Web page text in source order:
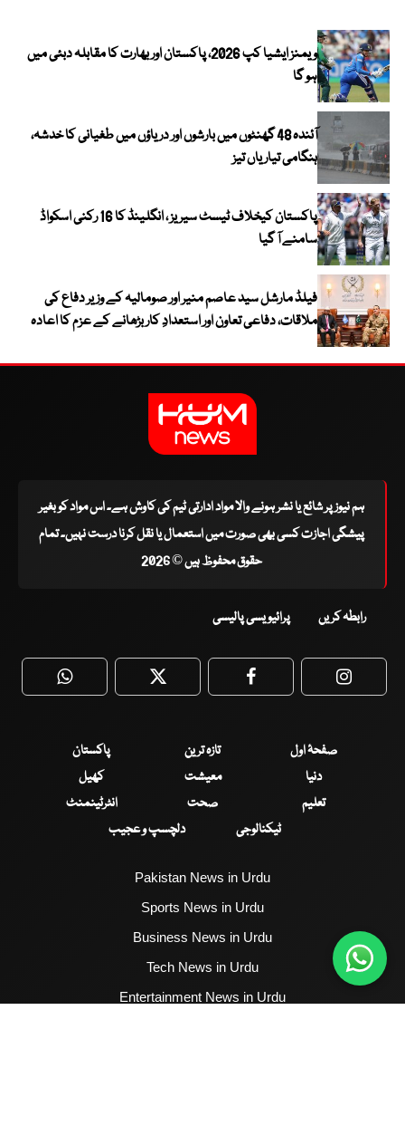
ویمنز ایشیا کپ 2026، پاکستان اور بھارت کا مقابلہ دبئی میں
ہو گا
آئندہ 48 گھنٹوں میں بارشوں اور دریاؤں میں طغیانی کا خدشہ،
ہنگامی تیاریاں تیز
پاکستان کیخلاف ٹیسٹ سیریز ، انگلینڈ کا 16 رکنی اسکواڈ
سامنے آ گیا
فیلڈ مارشل سید عاصم منیر اور صومالیہ کے وزیر دفاع کی
ملاقات، دفاعی تعاون اور استعدادِ کار بڑھانے کے عزم کا اعادہ
ہم نیوز پر شائع یا نشر ہونے والا مواد ادارتی ٹیم کی کاوش ہے۔ اس مواد کو بغیر
پیشگی اجازت کسی بھی صورت میں استعمال یا نقل کرنا درست نہیں۔ تمام
حقوق محفوظ ہیں © 2026
رابطہ کریں پرائیویسی پالیسی
WhatsApp Twitter Facebook
صفحۂ اول تازہ ترین
پاکستان
دنیا
معیشت
کھیل
تعلیم
صحت
انٹرٹینمنٹ
ٹیکنالوجی
دلچسپ و عجیب
Pakistan News in Urdu
Sports News in Urdu
Business News in Urdu
Tech News in Urdu
Entertainment News in Urdu